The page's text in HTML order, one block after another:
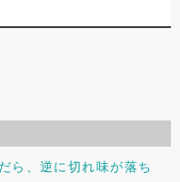
ら、逆に切れ味が落ち